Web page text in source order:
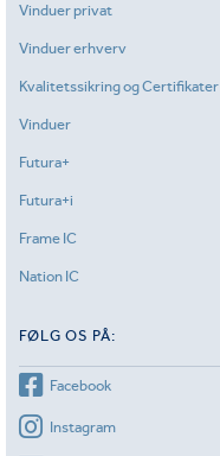
Vinduer privat
Vinduer erhverv
Kvalitetssikring og Certifikater
Vinduer
Futura+
Futura+i
Frame IC
Nation IC
FØLG OS PÅ:
Facebook
Instagram